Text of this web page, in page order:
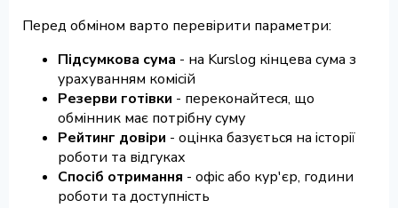
Перед обміном варто перевірити параметри:
Підсумкова сума - на Kurslog кінцева сума з
урахуванням комісій
Резерви готівки - переконайтеся, що
обмінник має потрібну суму
Рейтинг довіри - оцінка базується на історії
роботи та відгуках
Спосіб отримання - офіс або кур'єр, години
роботи та доступність